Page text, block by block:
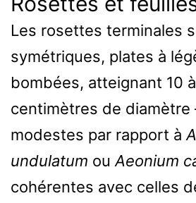
Les rosettes terminales
symétriques, plates à
bombées, atteignant 10
centimètres de
modestes par rapport à
undulatum ouAeonium
cohérentes avec celles